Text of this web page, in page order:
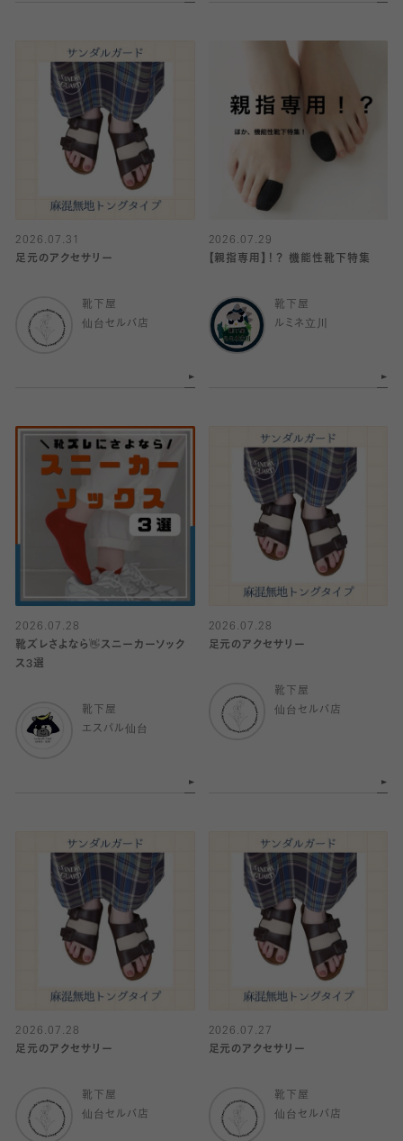
2026.07.31
足元のアクセサリー
靴下屋
仙台セルバ店
2026.07.29
【親指専用】！？ 機能性靴下特集
靴下屋
ルミネ立川
2026.07.28
靴ズレさよなら👋スニーカーソック
ス3選
靴下屋
エスパル仙台
2026.07.28
足元のアクセサリー
靴下屋
仙台セルバ店
2026.07.28
足元のアクセサリー
靴下屋
仙台セルバ店
2026.07.27
足元のアクセサリー
靴下屋
仙台セルバ店